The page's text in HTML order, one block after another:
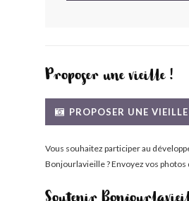
Proposer une vieille !
PROPOSER UNE
Vous souhaitez participer au
Bonjourlavieille ? Envoyez vos photos